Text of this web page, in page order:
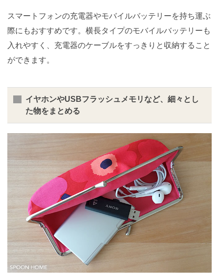
スマートフォンの充電器やモバイルバッテリーを持ち運ぶ
際にもおすすめです。横長タイプのモバイルバッテリーも
入れやすく、充電器のケーブルをすっきりと収納すること
ができます。
イヤホンやUSBフラッシュメモリなど、細々とし
た物をまとめる